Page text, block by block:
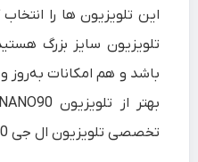
این تلویزیون ها را
تلویزیون سایز بزرگ
باشد و هم امکانات به‌روز
بهتر از تلویزیون LG NANO90 ؟! در ادامه با
تخصصی تلویزیون ال جی NANO90